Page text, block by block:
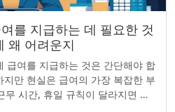
를 지급하는 데 필요한 것
왜 어려운지
급여를 지급하는 것은 간단해야 합
만 현실은 급여의 가장 복잡한 부
시간, 휴일 규칙이 달라지면 하